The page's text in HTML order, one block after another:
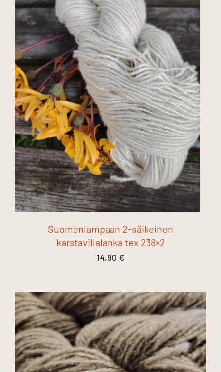
Suomenlampaan 2-säikeinen
karstavillalanka tex 238×2
14,90 €